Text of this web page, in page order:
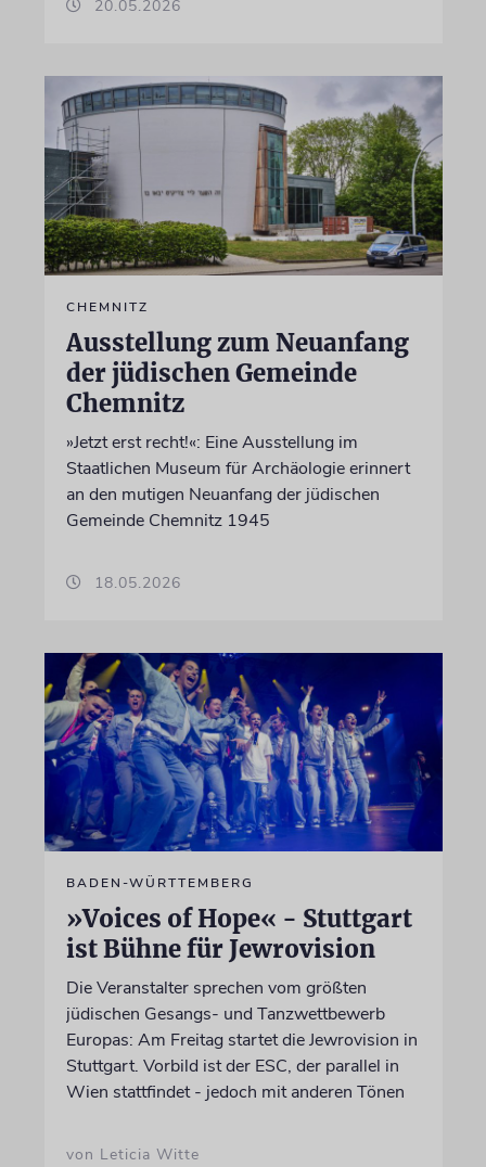
20.05.2026
CHEMNITZ
Ausstellung zum Neuanfang
der jüdischen Gemeinde
Chemnitz
»Jetzt erst recht!«: Eine Ausstellung im
Staatlichen Museum für Archäologie erinnert
an den mutigen Neuanfang der jüdischen
Gemeinde Chemnitz 1945
18.05.2026
BADEN-WÜRTTEMBERG
»Voices of Hope« - Stuttgart
ist Bühne für Jewrovision
Die Veranstalter sprechen vom größten
jüdischen Gesangs- und Tanzwettbewerb
Europas: Am Freitag startet die Jewrovision in
Stuttgart. Vorbild ist der ESC, der parallel in
Wien stattfindet - jedoch mit anderen Tönen
von Leticia Witte